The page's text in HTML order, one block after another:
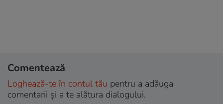
Comentează
Loghează-te în contul tău pentru a adăuga
comentarii și a te alătura dialogului.